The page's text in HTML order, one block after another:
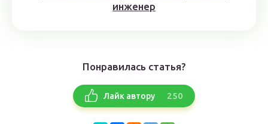
инженер
Понравилась статья?
Лайк автору 250